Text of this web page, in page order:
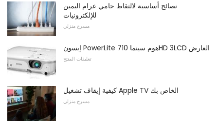
نصائح أساسية لالتقاط حامي عرام اليمين
للإلكترونيات
مسرح منزلي
إبسون PowerLite هوم سينما 710HD 3LCD العارض
تعليقات المنتج
كيفية إيقاف تشغيل Apple TV الخاص بك
مسرح منزلي